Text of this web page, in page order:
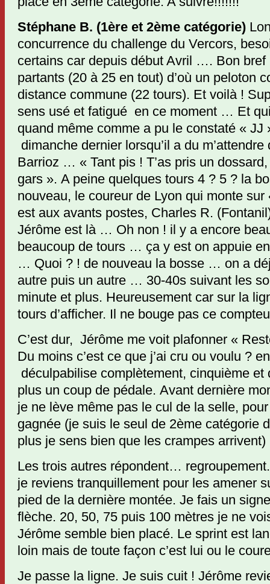
Stéphane B. (1ère et 2ème catégorie)
concurrence du challenge du Vercors,
certains car depuis début Avril …. Bon bref
partants (20 à 25 en tout) d’où un peloton
distance commune (22 tours). Et voilà !
sens usé et fatigué en ce moment … Et
quand même comme a pu le constaté « JJ
dimanche dernier lorsqu’il a du
Barrioz … « Tant pis ! T’as pris un
gars ». A peine quelques tours 4 ? 5 ? la
nouveau, le coureur de Lyon qui monte
est aux avants postes, Charles R.
Jérôme est là … Oh non ! il y a encore
beaucoup de tours … ça y est on appuie
… Quoi ? ! de nouveau la bosse … on a
autre puis un autre … 30-40s suivant les
minute et plus. Heureusement car sur la
tours d’afficher. Il ne bouge pas ce
C’est dur, Jérôme me voit plafonner «
Du moins c’est ce que j’ai cru ou voulu ?
déculpabilise complètement, cinquième et
plus un coup de pédale. Avant dernière
je ne lève même pas le cul de la selle,
gagnée (je suis le seul de 2ème catégorie
plus je sens bien que les crampes arrivent)
Les trois autres répondent…
je reviens tranquillement pour les amener
pied de la dernière montée. Je fais un
flèche. 20, 50, 75 puis 100 mètres je ne
Jérôme semble bien placé. Le sprint est
loin mais de toute façon c’est lui ou le
Je passe la ligne. Je suis cuit ! Jérôme